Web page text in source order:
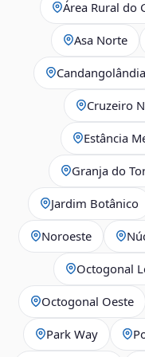
Área Rural do
Asa Norte
Candangolândia
Cruzeiro
Estância
Granja do
Jardim Botânico
Noroeste
Octogonal
Octogonal Oeste
Park Way